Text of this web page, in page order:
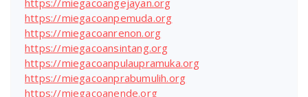
https://miegacoanpemuda.org
https://miegacoanrenon.org
https://miegacoansintang.org
https://miegacoanpulaupramuka.org
https://miegacoanprabumulih.org
https://miegacoanende.org